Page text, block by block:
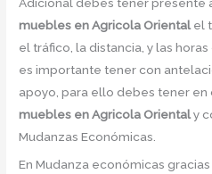
muebles en Agricola Oriental el
el tráfico, la distancia, y las
es importante tener con
apoyo, para ello debes tener
muebles en Agricola Orientaly
Mudanzas Económicas.
En Mudanza económicas